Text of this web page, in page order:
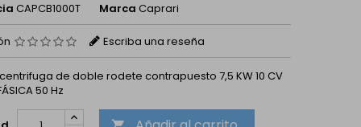
CAPCB1000T Marca Caprari
Escriba una reseña
de doble rodete contrapuesto 7,5 KW 10 CV
50 Hz